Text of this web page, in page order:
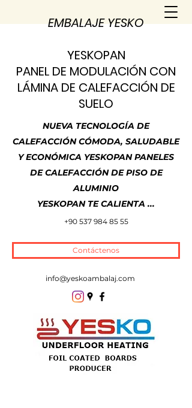
EMBALAJE YESKO
YESKOPAN
PANEL DE MODULACIÓN CON
LÁMINA DE CALEFACCIÓN DE
SUELO
NUEVA TECNOLOGÍA DE
CALEFACCIÓN CÓMODA, SALUDABLE
Y ECONÓMICA YESKOPAN PANELES
DE CALEFACCIÓN DE PISO DE
ALUMINIO
YESKOPAN TE CALIENTA ...
+90 537 984 85 55
Contáctenos
info@yeskoambalaj.com